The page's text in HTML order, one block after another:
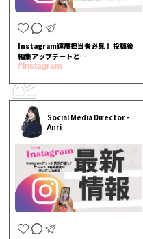
Instagram運用担当者必見！ 投稿後
編集アップデートと…
#Instagram
Social Media Director -
Anri